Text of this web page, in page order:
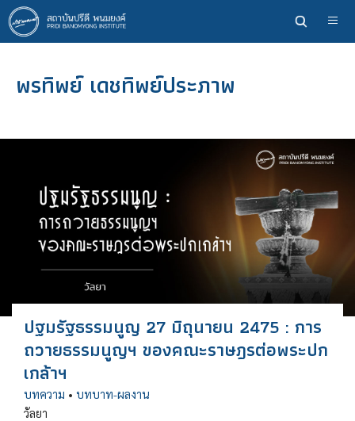
ข้าม
ไป
ยัง
หลักพรทิพย์ เดชทิพย์ประภาพ
ปฐมรัฐธรรมนูญ 27 มิถุนายน 2475 : การ
ถวายธรรมนูญฯ ของคณะราษฎรต่อพระปก
เกล้าฯ
บทความ • บทบาท-ผลงาน
วัลยา